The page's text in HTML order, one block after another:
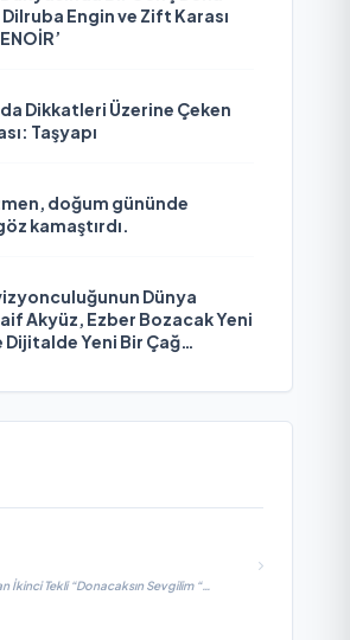
Engin ve Zift Karası
Dikkatleri Üzerine Çeken
Taşyapı
doğum gününde
kamaştırdı.
Dünya
Akyüz, Ezber Bozacak Yeni
Yeni Bir Çağ
İkinci Tekli “Donacaksın Sevgilim “